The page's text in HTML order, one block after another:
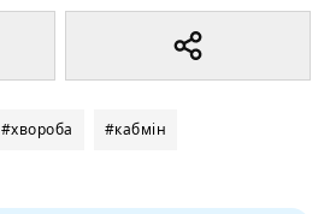
#хвороба #кабмін